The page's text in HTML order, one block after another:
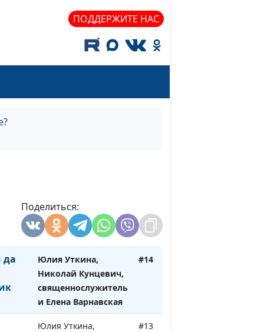
ПОДДЕРЖИТЕ НАС
Поделиться:
Юлия Уткина,
Николай Кунцевич,
священнослужитель
и Елена Варнавская
#18
Николай Кунцевич,
Юлия Уткина,
Николай Кунцевич,
священнослужитель
да
Юлия Уткина,
Николай Кунцевич,
священнослужитель
и Елена Варнавская
#14
Юлия Уткина,
#13